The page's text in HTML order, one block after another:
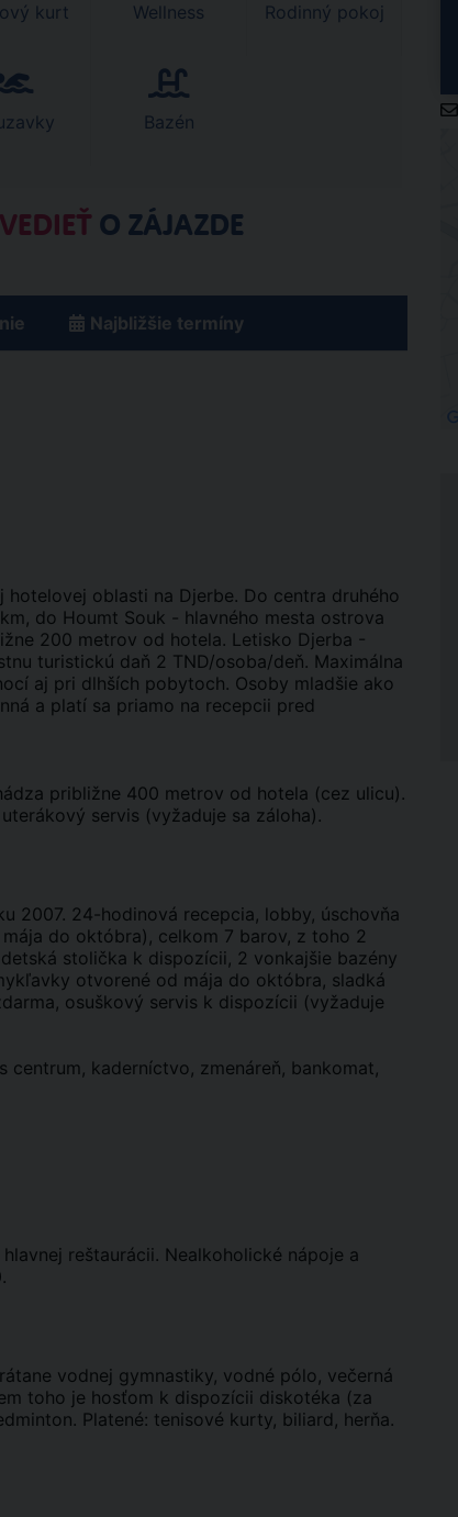
kurt Wellness Rodinný pokoj
Bazén
O ZÁJAZDE
Najbližšie termíny
oblasti na Djerbe. Do centra druhého
do Houmt Souk - hlavného mesta ostrova
200 metrov od hotela. Letisko Djerba -
turistickú daň 2 TND/osoba/deň. Maximálna
aj pri dlhších pobytoch. Osoby mladšie ako
a platí sa priamo na recepcii pred
približne 400 metrov od hotela (cez ulicu).
servis (vyžaduje sa záloha).
2007. 24-hodinová recepcia, lobby, úschovňa
do októbra), celkom 7 barov, z toho 2
stolička k dispozícii, 2 vonkajšie bazény
otvorené od mája do októbra, sladká
osuškový servis k dispozícii (vyžaduje
kaderníctvo, zmenáreň, bankomat,
reštaurácii. Nealkoholické nápoje a
vodnej gymnastiky, vodné pólo, večerná
toho je hosťom k dispozícii diskotéka (za
Platené: tenisové kurty, biliard, herňa.